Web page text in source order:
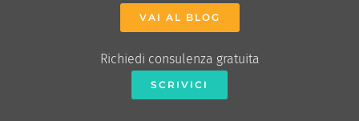
VAI AL BLOG
Richiedi consulenza gratuita
SCRIVICI